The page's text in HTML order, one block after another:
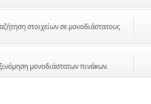
στοιχείων σε μονοδιάστατους
μονοδιάστατων πινάκων.